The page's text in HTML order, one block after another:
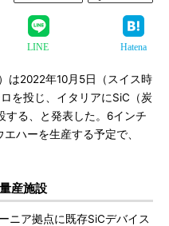
LINE Hatena
2022年10月5日（スイス時
を投じ、イタリアにSiC（炭
する、と発表した。6インチ
ハーを生産する予定で、
産施設
ニア拠点に既存SiCデバイス